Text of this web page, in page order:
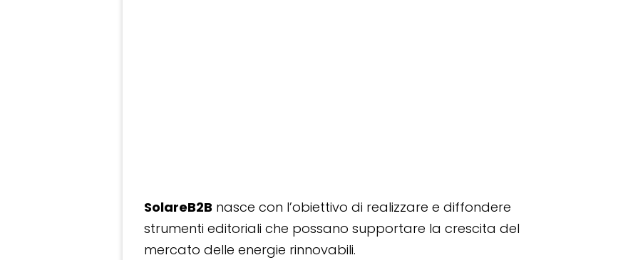
SolareB2B nasce con l’obiettivo di realizzare e diffondere
strumenti editoriali che possano supportare la crescita del
mercato delle energie rinnovabili.